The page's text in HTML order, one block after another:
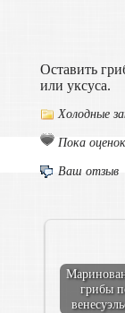
Оставить
или уксуса.
Холодные
Пока
Ваш отзыв
грибы